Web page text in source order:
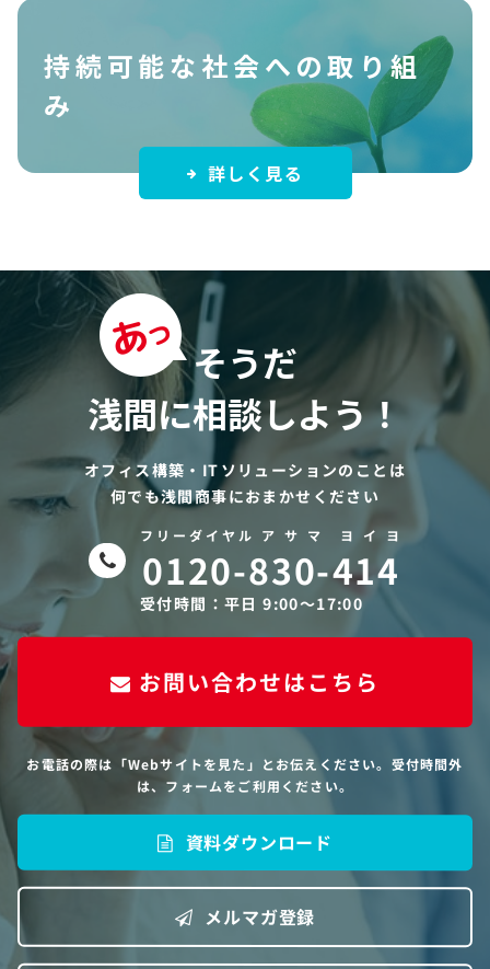
持続可能な社会への取り組
み
詳しく見る
そうだ
浅間に相談しよう！
オフィス構築・ITソリューションのことは
何でも浅間商事におまかせください
フリーダイヤル ア サ マ ヨ イ ヨ
0120-830-414
受付時間：平日 9:00〜17:00
お問い合わせはこちら
お電話の際は「Webサイトを見た」とお伝えください。受付時間外
は、フォームをご利用ください。
資料ダウンロード
メルマガ登録